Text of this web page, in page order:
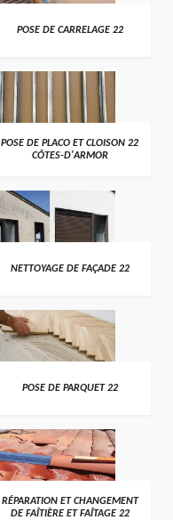
POSE DE CARRELAGE 22
POSE DE PLACO ET CLOISON 22
CÔTES-D'ARMOR
NETTOYAGE DE FAÇADE 22
POSE DE PARQUET 22
RÉPARATION ET CHANGEMENT
DE FAÎTIÈRE ET FAÎTAGE 22